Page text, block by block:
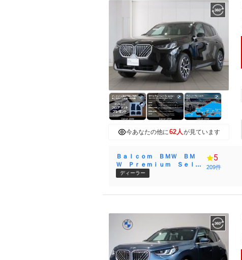
今あなたの他に62人が見ています
Ｂａｌｃｏｍ ＢＭＷ ＢＭ
Ｗ Ｐｒｅｍｉｕｍ Ｓｅｌｅ
ｃｔｉｏｎ 福岡東
ディーラー
5
209件